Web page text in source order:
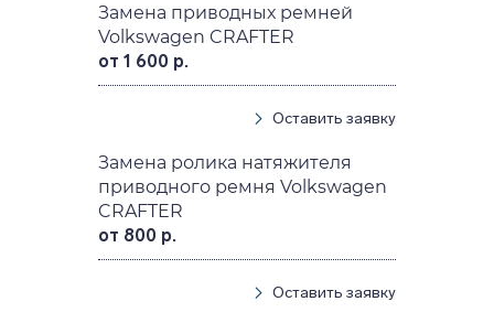
Замена приводных ремней
Volkswagen CRAFTER
от 1 600 р.
Оставить заявку
Замена ролика натяжителя
приводного ремня Volkswagen
CRAFTER
от 800 р.
Оставить заявку